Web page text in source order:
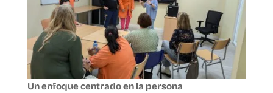
Un enfoque centrado en la persona